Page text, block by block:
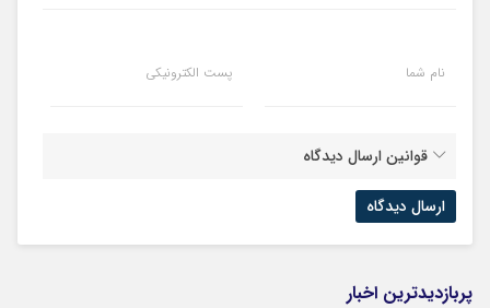
نام شما پست الکترونیکی
قوانین ارسال دیدگاه
پربازدیدترین اخبار